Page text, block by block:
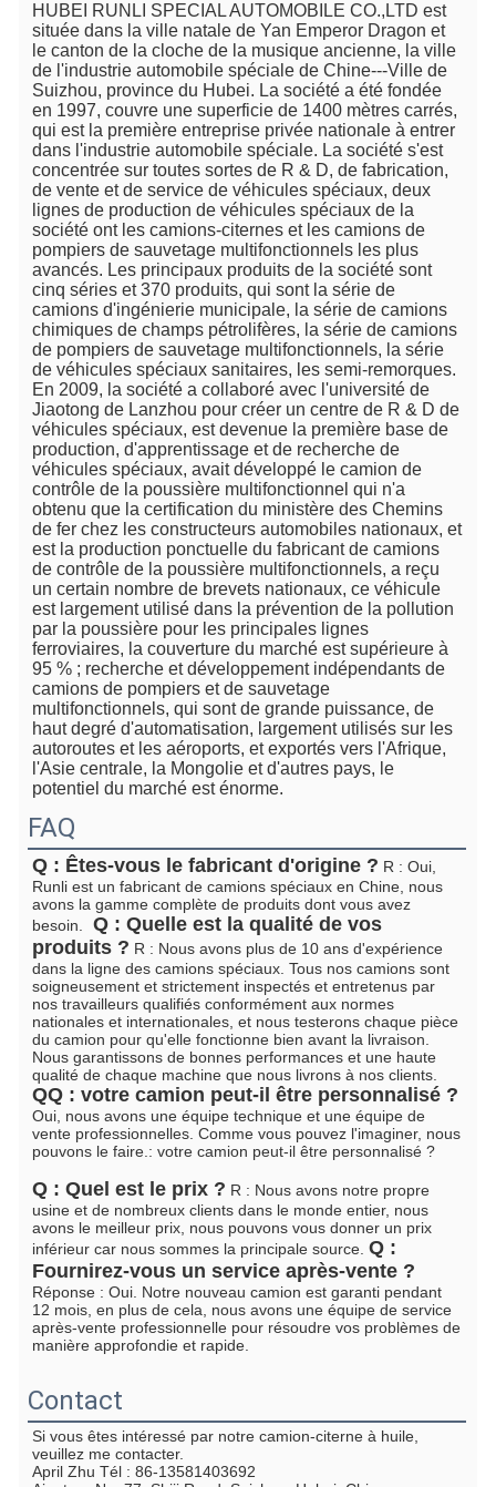
HUBEI RUNLI SPECIAL AUTOMOBILE CO.,LTD est
située dans la ville natale de Yan Emperor Dragon et
le canton de la cloche de la musique ancienne, la ville
de l'industrie automobile spéciale de Chine---Ville de
Suizhou, province du Hubei. La société a été fondée
en 1997, couvre une superficie de 1400 mètres carrés,
qui est la première entreprise privée nationale à entrer
dans l'industrie automobile spéciale. La société s'est
concentrée sur toutes sortes de R & D, de fabrication,
de vente et de service de véhicules spéciaux, deux
lignes de production de véhicules spéciaux de la
société ont les camions-citernes et les camions de
pompiers de sauvetage multifonctionnels les plus
avancés. Les principaux produits de la société sont
cinq séries et 370 produits, qui sont la série de
camions d'ingénierie municipale, la série de camions
chimiques de champs pétrolifères, la série de camions
de pompiers de sauvetage multifonctionnels, la série
de véhicules spéciaux sanitaires, les semi-remorques.
En 2009, la société a collaboré avec l'université de
Jiaotong de Lanzhou pour créer un centre de R & D de
véhicules spéciaux, est devenue la première base de
production, d'apprentissage et de recherche de
véhicules spéciaux, avait développé le camion de
contrôle de la poussière multifonctionnel qui n'a
obtenu que la certification du ministère des Chemins
de fer chez les constructeurs automobiles nationaux, et
est la production ponctuelle du fabricant de camions
de contrôle de la poussière multifonctionnels, a reçu
un certain nombre de brevets nationaux, ce véhicule
est largement utilisé dans la prévention de la pollution
par la poussière pour les principales lignes
ferroviaires, la couverture du marché est supérieure à
95 % ; recherche et développement indépendants de
camions de pompiers et de sauvetage
multifonctionnels, qui sont de grande puissance, de
haut degré d'automatisation, largement utilisés sur les
autoroutes et les aéroports, et exportés vers l'Afrique,
l'Asie centrale, la Mongolie et d'autres pays, le
potentiel du marché est énorme.
FAQ
Q : Êtes-vous le fabricant d'origine ? R : Oui,
Runli est un fabricant de camions spéciaux en Chine, nous
avons la gamme complète de produits dont vous avez
besoin.
Q : Quelle est la qualité de vos
produits ? R : Nous avons plus de 10 ans d'expérience
dans la ligne des camions spéciaux. Tous nos camions sont
soigneusement et strictement inspectés et entretenus par
nos travailleurs qualifiés conformément aux normes
nationales et internationales, et nous testerons chaque pièce
du camion pour qu'elle fonctionne bien avant la livraison.
Nous garantissons de bonnes performances et une haute
qualité de chaque machine que nous livrons à nos clients.
QQ : votre camion peut-il être personnalisé ?
Oui, nous avons une équipe technique et une équipe de
vente professionnelles. Comme vous pouvez l'imaginer, nous
pouvons le faire. : votre camion peut-il être personnalisé ?
Q : Quel est le prix ? R : Nous avons notre propre
usine et de nombreux clients dans le monde entier, nous
avons le meilleur prix, nous pouvons vous donner un prix
inférieur car nous sommes la principale source. Q :
Fournirez-vous un service après-vente ?
Réponse : Oui. Notre nouveau camion est garanti pendant
12 mois, en plus de cela, nous avons une équipe de service
après-vente professionnelle pour résoudre vos problèmes de
manière approfondie et rapide.
Contact
Si vous êtes intéressé par notre camion-citerne à huile,
veuillez me contacter.
April Zhu Tél : 86-13581403692